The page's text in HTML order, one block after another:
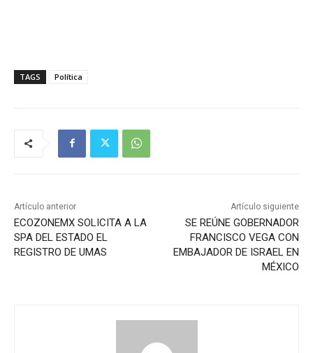
TAGS Política
Artículo anterior
ECOZONEMX SOLICITA A LA
SPA DEL ESTADO EL
REGISTRO DE UMAS
Artículo siguiente
SE REÚNE GOBERNADOR
FRANCISCO VEGA CON
EMBAJADOR DE ISRAEL EN
MÉXICO